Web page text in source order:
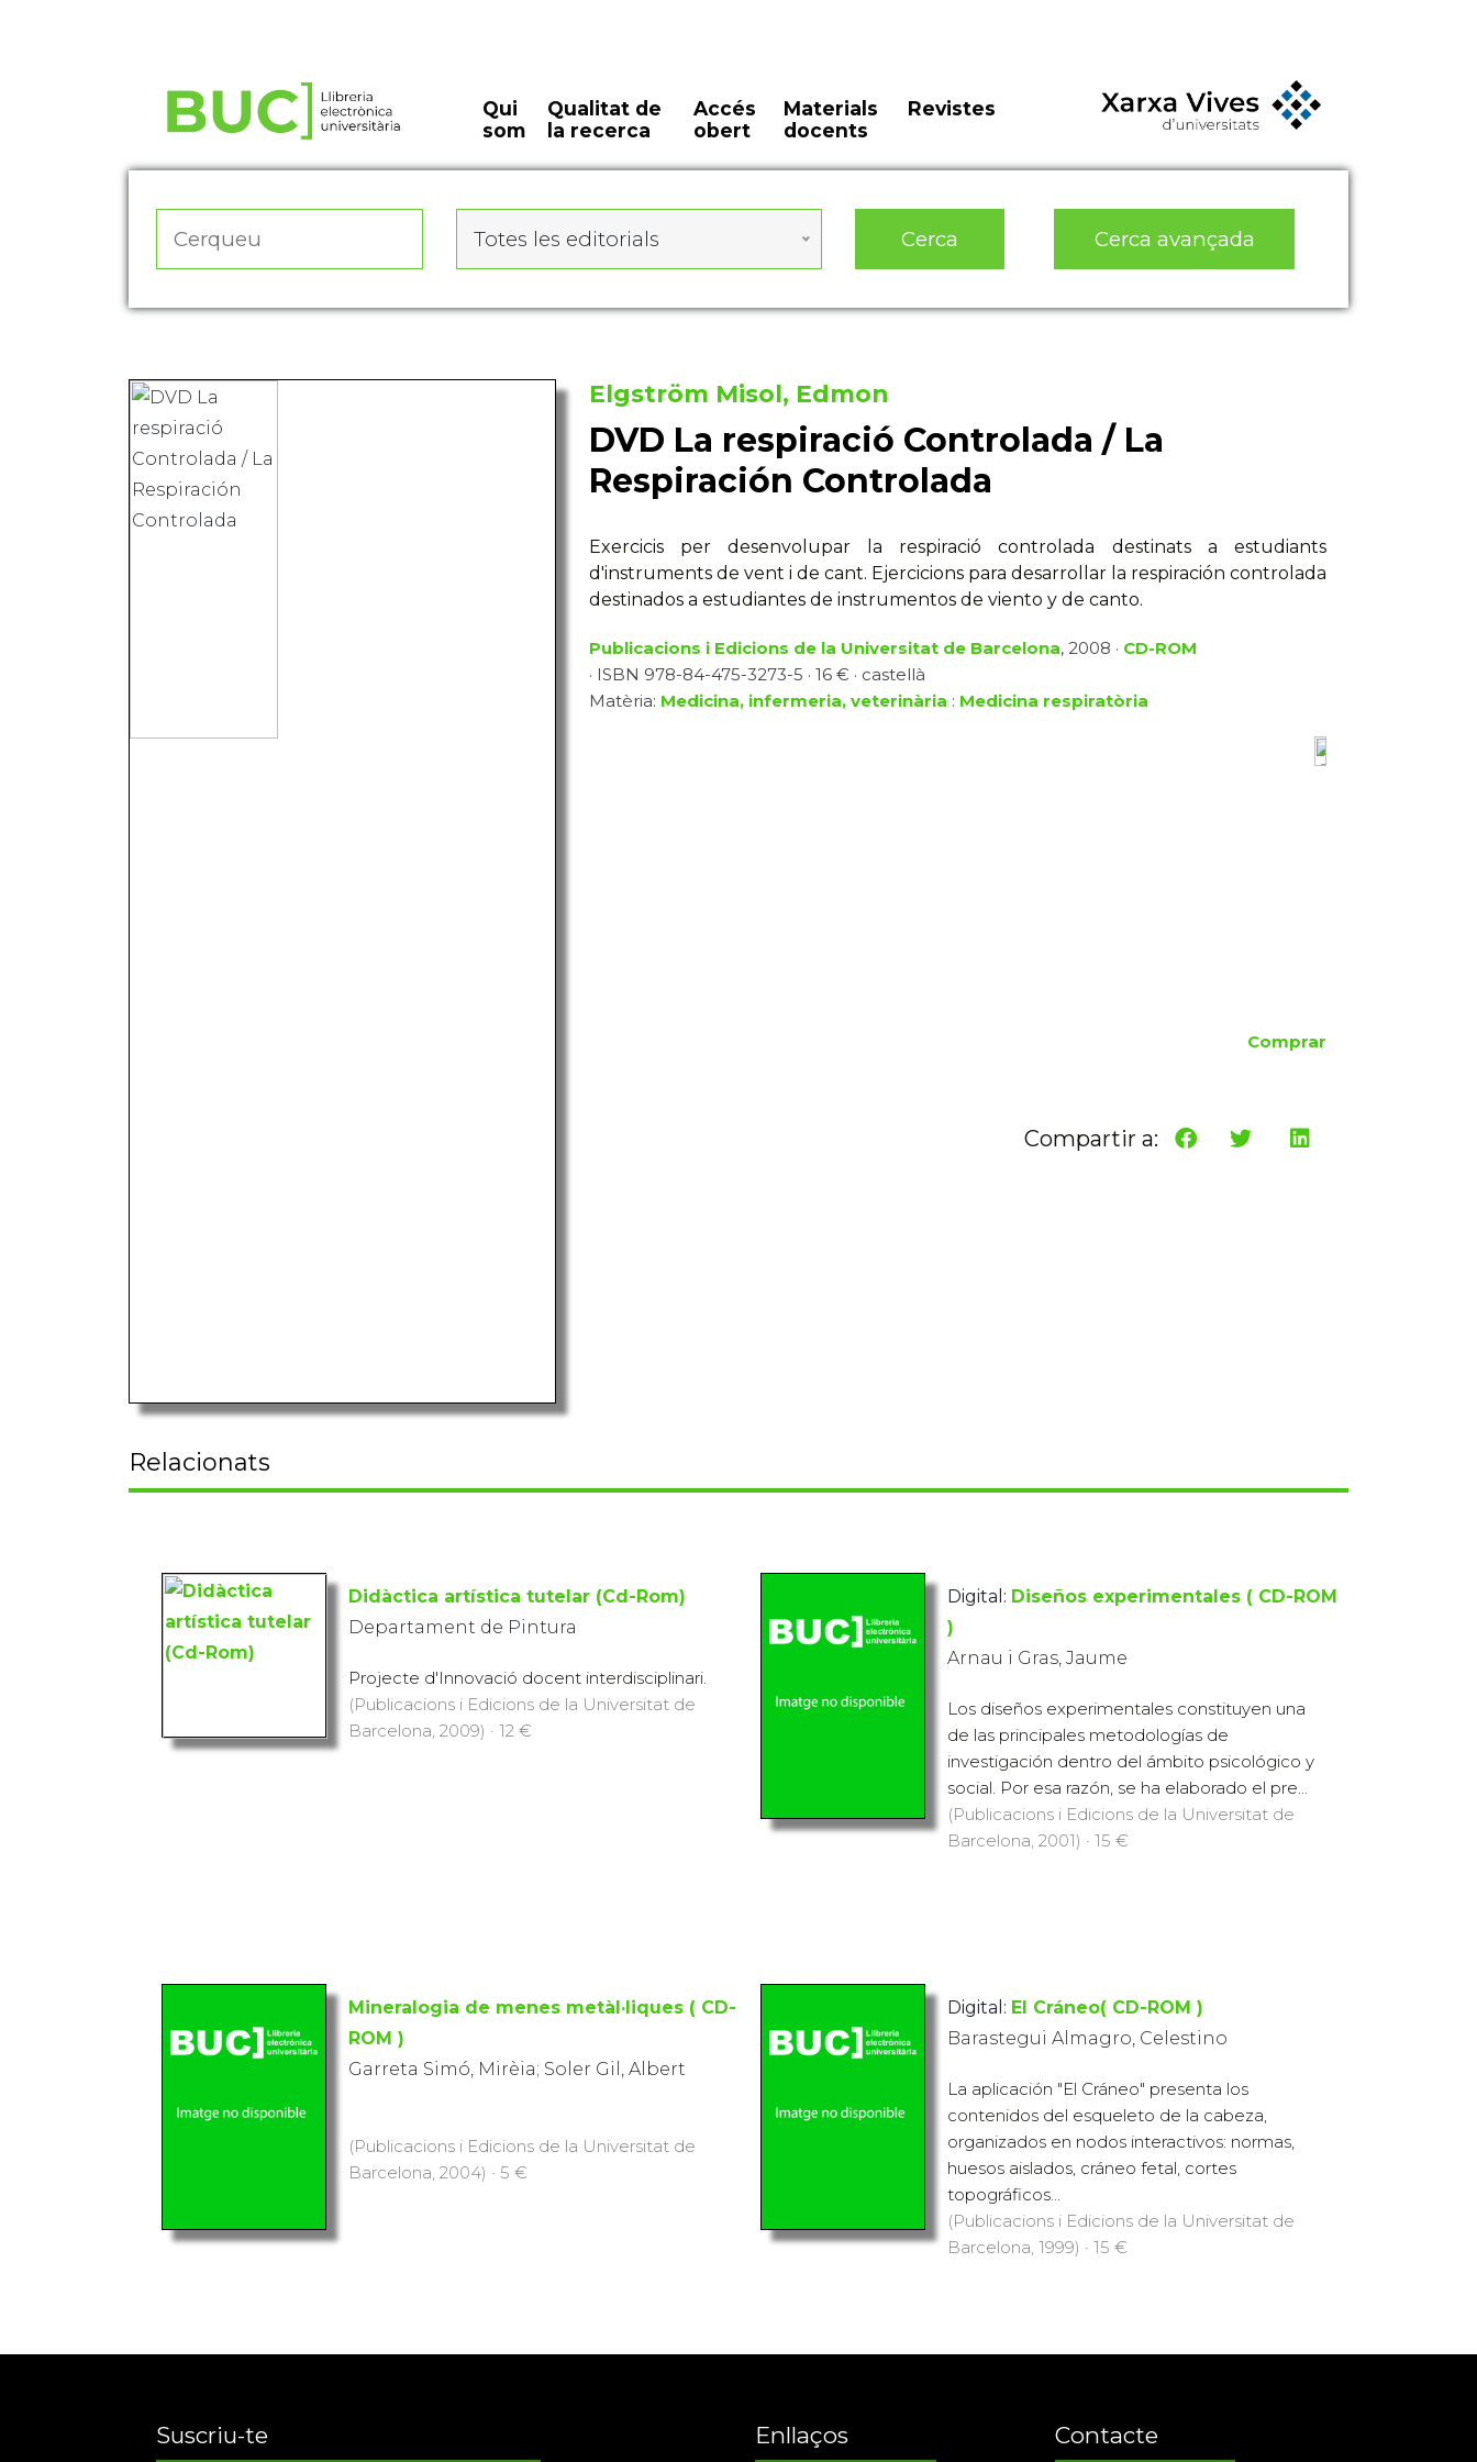
Qui
som
Qualitat de
la recerca
Accés
obert
Materials
docents
Revistes
Totes les editorials Cerca Cerca avançada
Elgström Misol, Edmon
DVD La respiració Controlada / La
Respiración Controlada
Exercicis per desenvolupar la respiració controlada destinats a estudiants
d'instruments de vent i de cant. Ejercicions para desarrollar la respiración controlada
destinados a estudiantes de instrumentos de viento y de canto.
Publicacions i Edicions de la Universitat de Barcelona, 2008 · CD-ROM
· ISBN 978-84-475-3273-5 · 16 € · castellà
Matèria: Medicina, infermeria, veterinària : Medicina respiratòria
Comprar
Compartir a:
Relacionats
Didàctica artística tutelar (Cd-Rom)
Departament de Pintura
Projecte d'Innovació docent interdisciplinari.
(Publicacions i Edicions de la Universitat de
Barcelona, 2009) · 12 €
Digital: Diseños experimentales ( CD-ROM
)
Arnau i Gras, Jaume
Los diseños experimentales constituyen una
de las principales metodologías de
investigación dentro del ámbito psicológico y
social. Por esa razón, se ha elaborado el pre...
(Publicacions i Edicions de la Universitat de
Barcelona, 2001) · 15 €
Mineralogia de menes metàl·liques ( CD-
ROM )
Garreta Simó, Mirèia; Soler Gil, Albert
(Publicacions i Edicions de la Universitat de
Barcelona, 2004) · 5 €
Digital: El Cráneo( CD-ROM )
Barastegui Almagro, Celestino
La aplicación "El Cráneo" presenta los
contenidos del esqueleto de la cabeza,
organizados en nodos interactivos: normas,
huesos aislados, cráneo fetal, cortes
topográficos...
(Publicacions i Edicions de la Universitat de
Barcelona, 1999) · 15 €
Suscriu-te Enllaços Contacte